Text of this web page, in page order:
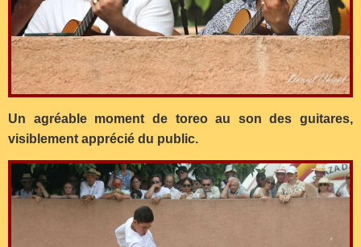
Un agréable moment de toreo au son des guitares,
visiblement apprécié du public.